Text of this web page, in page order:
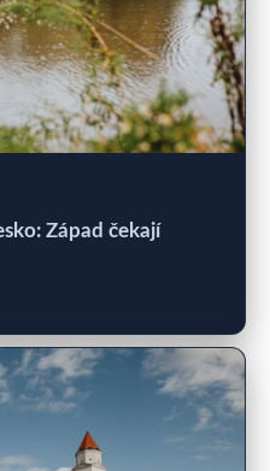
Západ čekají